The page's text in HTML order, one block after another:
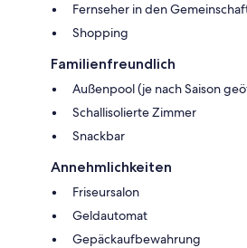
Fernseher in den
Shopping
Familienfreundlich
Außenpool (je nach Saison
Schallisolierte Zimmer
Snackbar
Annehmlichkeiten
Friseursalon
Geldautomat
Gepäckaufbewahrung